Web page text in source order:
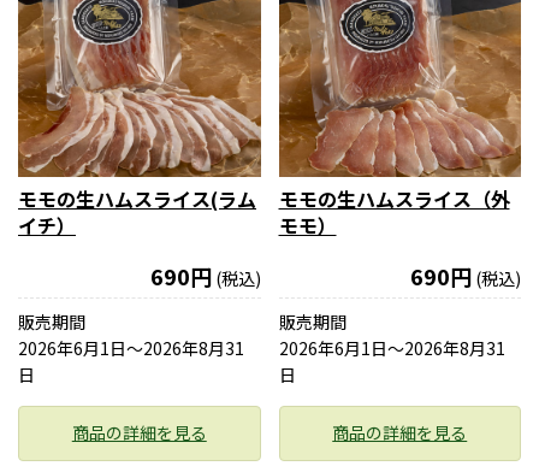
モモの生ハムスライス(ラム
イチ）
690円 (税込)
販売期間
2026年6月1日〜2026年8月31
日
商品の詳細を見る
モモの生ハムスライス（外
モモ）
690円 (税込)
販売期間
2026年6月1日〜2026年8月31
日
商品の詳細を見る